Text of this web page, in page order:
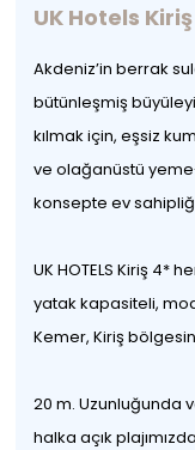
UK Hotels Kiriş
Akdeniz’in berrak
bütünleşmiş
kılmak için, eşsiz
ve olağanüstü
konsepte ev
UK HOTELS Kiriş 4*
yatak kapasiteli,
Kemer, Kiriş
20 m. Uzunluğunda
halka açık